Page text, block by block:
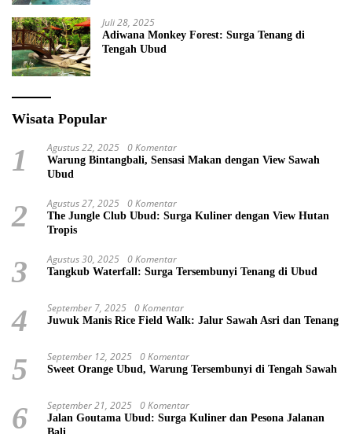
Juli 28, 2025
Adiwana Monkey Forest: Surga Tenang di
Tengah Ubud
Wisata Popular
1 Agustus 22, 2025 0 Komentar
Warung Bintangbali, Sensasi Makan dengan View Sawah
Ubud
2 Agustus 27, 2025 0 Komentar
The Jungle Club Ubud: Surga Kuliner dengan View Hutan
Tropis
3 Agustus 30, 2025 0 Komentar
Tangkub Waterfall: Surga Tersembunyi Tenang di Ubud
4 September 7, 2025 0 Komentar
Juwuk Manis Rice Field Walk: Jalur Sawah Asri dan Tenang
5 September 12, 2025 0 Komentar
Sweet Orange Ubud, Warung Tersembunyi di Tengah Sawah
6 September 21, 2025 0 Komentar
Jalan Goutama Ubud: Surga Kuliner dan Pesona Jalanan